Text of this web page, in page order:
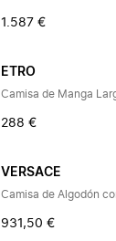
1.587 €
ETRO
Camisa de Manga
288 €
VERSACE
Camisa de Algodón
931,50 €